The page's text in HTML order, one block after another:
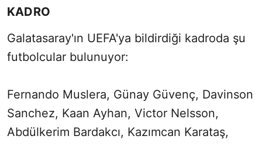
KADRO
Galatasaray'ın UEFA'ya bildirdiği kadroda şu
futbolcular bulunuyor:
Fernando Muslera, Günay Güvenç, Davinson
Sanchez, Kaan Ayhan, Victor Nelsson,
Abdülkerim Bardakcı, Kazımcan Karataş,